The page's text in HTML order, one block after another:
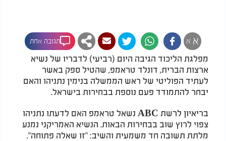
א א תגובה אחת
מפלגת הליכוד הגיבה היום (רביעי) לדבריו של נשיא
ארצות הברית, דונלד טראמפ, שהטיל ספק באשר
לעתיד הפוליטי של ראש הממשלה בנימין נתניהו והאם
יבחר להתמודד פעם נוספת בבחירות בישראל.
בריאיון לרשת ABC נשאל טראמפ האם לדעתו נתניהו
צפוי לרוץ שוב בבחירות הבאות. הנשיא האמריקני נמנע
מלתת תשובה חד משמעית והשיב: "זו שאלה פתוחה".